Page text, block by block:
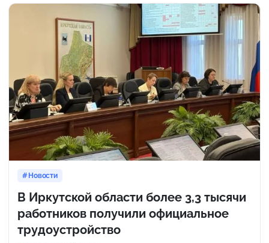
Новости
В Иркутской области более 3,3 тысячи
работников получили официальное
трудоустройство